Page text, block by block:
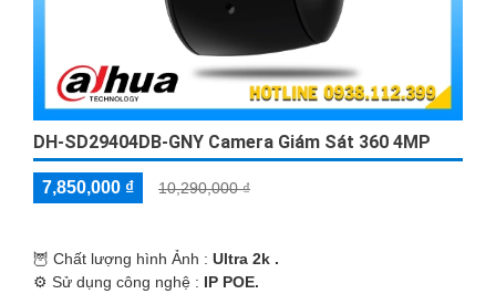
DH-SD29404DB-GNY Camera Giám Sát 360 4MP
7,850,000 ₫ 10,290,000 ₫
🦉 Chất lượng hình Ảnh : Ultra 2k .
⚙ Sử dụng công nghệ : IP POE.